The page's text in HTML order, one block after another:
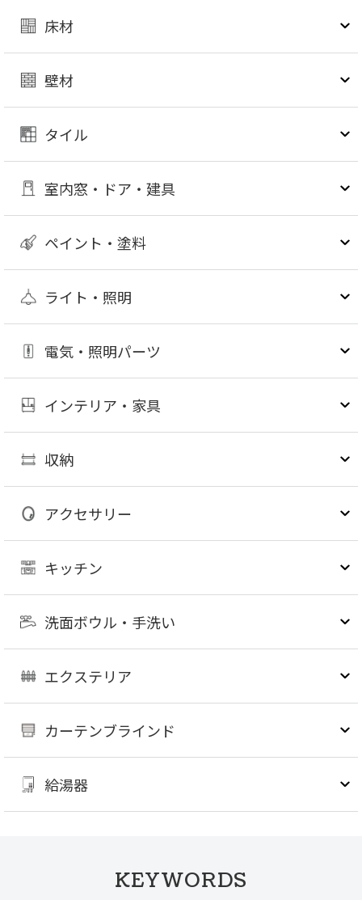
床材
壁材
タイル
室内窓・ドア・建具
ペイント・塗料
ライト・照明
電気・照明パーツ
インテリア・家具
収納
アクセサリー
キッチン
洗面ボウル・手洗い
エクステリア
カーテンブラインド
給湯器
KEYWORDS